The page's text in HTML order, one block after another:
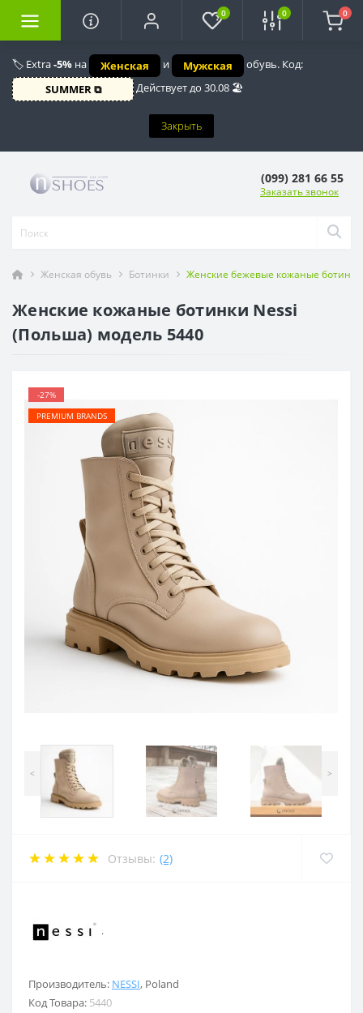
🏷️ Extra-5% на Женская и Мужская
обувь. Код:
SUMMER ⧉
Действует до 30.08 🏖️
Закрыть
0 0 0
(099) 281 66 55
Заказать звонок
Женская обувь Ботинки Женские бежевые кожаные ботинки
Женские кожаные ботинки Nessi
(Польша) модель 5440
-27%
PREMIUM BRANDS
< >
Отзывы: (2)
Производитель: NESSI, Poland
Код Товара: 5440
.